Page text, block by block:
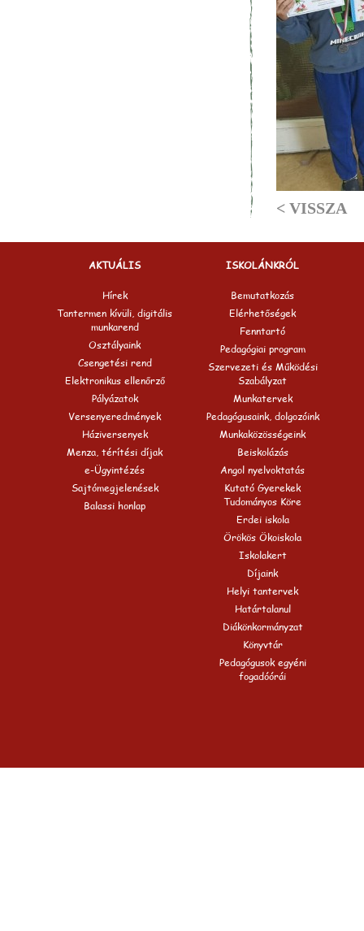
< VISSZA
AKTUÁLIS
Hírek
Tantermen kívüli, digitális
munkarend
Osztályaink
Csengetési rend
Elektronikus ellenőrző
Pályázatok
Versenyeredmények
Háziversenyek
Menza, térítési díjak
e-Ügyintézés
Sajtómegjelenések
Balassi honlap
ISKOLÁNKRÓL
Bemutatkozás
Elérhetőségek
Fenntartó
Pedagógiai program
Szervezeti és Működési
Szabályzat
Munkatervek
Pedagógusaink, dolgozóink
Munkaközösségeink
Beiskolázás
Angol nyelvoktatás
Kutató Gyerekek
Tudományos Köre
Erdei iskola
Örökös Ökoiskola
Iskolakert
Díjaink
Helyi tantervek
Határtalanul
Diákönkormányzat
Könyvtár
Pedagógusok egyéni
fogadóórái